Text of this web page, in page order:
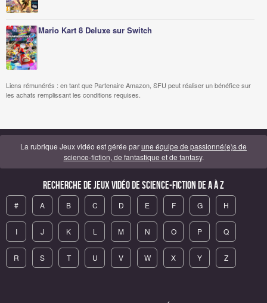
Mario Kart 8 Deluxe sur Switch
Liens rémunérés : en tant que Partenaire Amazon, SFU peut réaliser un bénéfice sur
les achats remplissant les conditions requises.
La rubrique Jeux vidéo est gérée parune équipe de passionné(e)s de
science-fiction, de fantastique et de fantasy.
Recherche de Jeux vidéo de science-fiction de A à Z
# A B C D E F G H
I J K L M N O P Q
R S T U V W X Y Z